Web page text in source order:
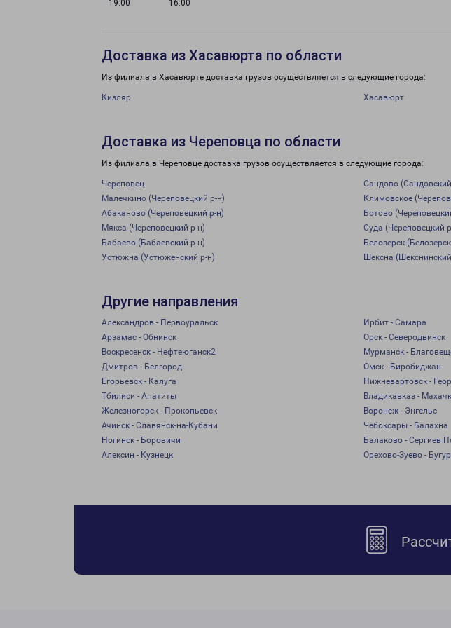
19:00 16:00
Доставка из Хасавюрта по области
Из филиала в Хасавюрте доставка грузов осуществляется в следующие города:
Кизляр Хасавюрт
Доставка из Череповца по области
Из филиала в Череповце доставка грузов осуществляется в следующие города:
Череповец Сандово
Малечкино (Череповецкий р-н)
Климовское
Абаканово (Череповецкий р-н)
Ботово
Мякса (Череповецкий р-н)
Суда (Череповецкий
Бабаево (Бабаевский р-н)
Белозерск
Устюжна (Устюженский р-н)
Шексна
Другие направления
Александров - Первоуральск Ирбит - Самара
Арзамас - Обнинск
Орск - Северодвинск
Воскресенск - Нефтеюганск2
Мурманск -
Дмитров - Белгород
Омск - Биробиджан
Егорьевск - Калуга
Нижневартовск -
Тбилиси - Апатиты
Владикавказ -
Железногорск - Прокопьевск
Воронеж - Энгельс
Ачинск - Славянск-на-Кубани
Чебоксары - Балахна
Ногинск - Боровичи
Балаково - Сергиев
Алексин - Кузнецк
Орехово-Зуево -